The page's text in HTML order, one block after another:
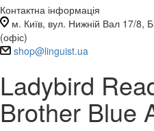
Контактна інформація
м. Київ, вул. Нижній Вал 17/8,
(офіс)
shop@linguist.ua
Ladybird
Brother Blue